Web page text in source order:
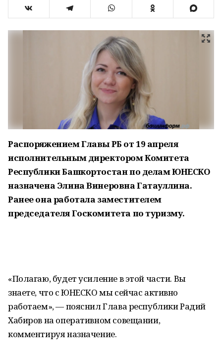
Распоряжением Главы РБ от 19 апреля
исполнительным директором Комитета
Республики Башкортостан по делам ЮНЕСКО
назначена Элина Винеровна Гатауллина.
Ранее она работала заместителем
председателя Госкомитета по туризму.
«Полагаю, будет усиление в этой части. Вы
знаете, что с ЮНЕСКО мы сейчас активно
работаем», — пояснил Глава республики Радий
Хабиров на оперативном совещании,
комментируя назначение.